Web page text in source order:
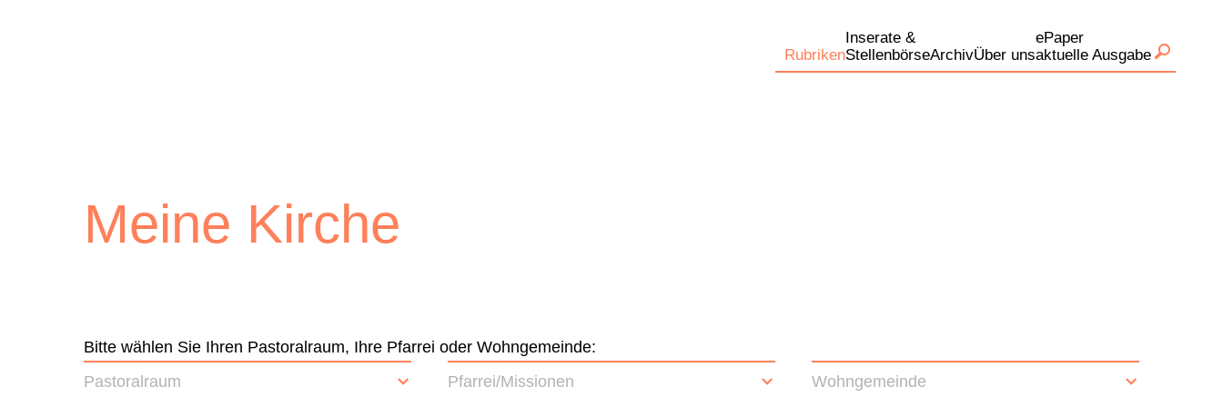
Rubriken
Inserate &
StellenbörseArchivÜber uns
ePaper
aktuelle Ausgabe
Meine Kirche
Bitte wählen Sie Ihren Pastoralraum, Ihre Pfarrei oder Wohngemeinde:
Pastoralraum
Pfarrei/Missionen Wohngemeinde